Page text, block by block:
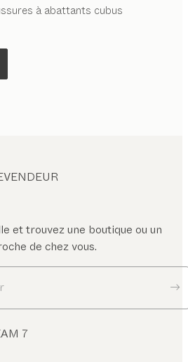
à abattants cubus
et trouvez une boutique ou un
de chez vous.
7